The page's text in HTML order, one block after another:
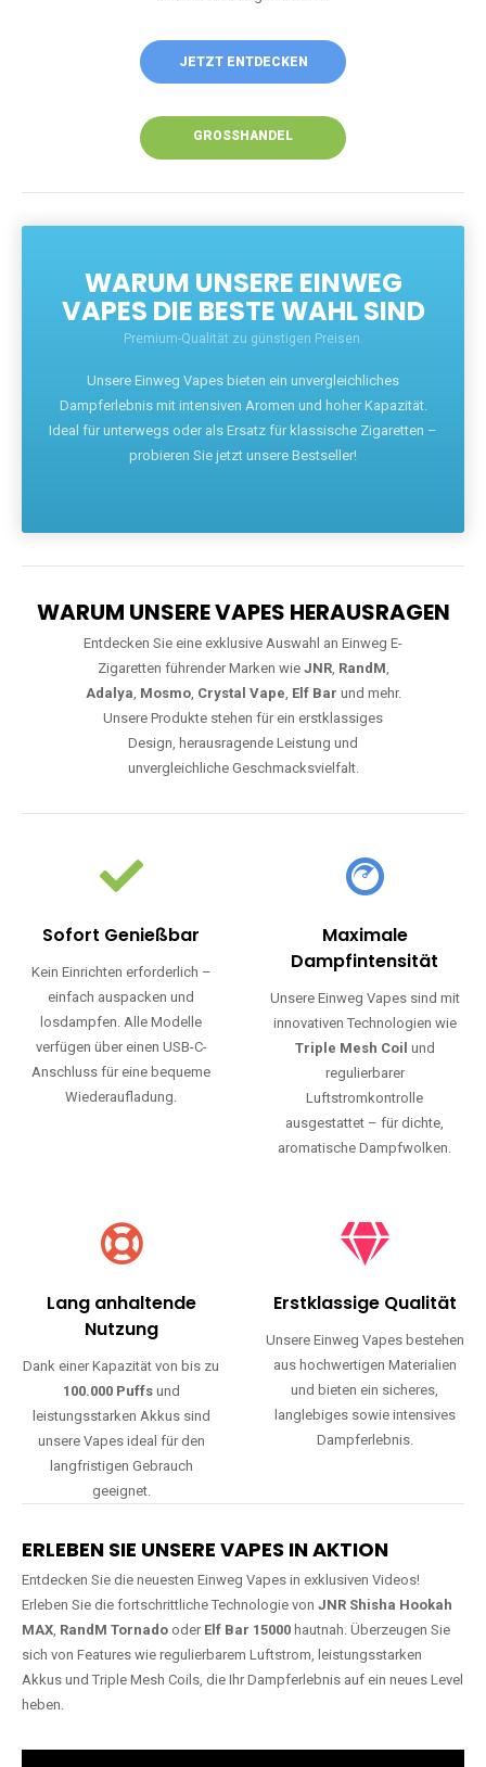
JETZT ENTDECKEN
GROSSHANDEL
WARUM UNSERE EINWEG
VAPES DIE BESTE WAHL SIND
Premium-Qualität zu günstigen Preisen.
Unsere Einweg Vapes bieten ein unvergleichliches
Dampferlebnis mit intensiven Aromen und hoher Kapazität.
Ideal für unterwegs oder als Ersatz für klassische Zigaretten –
probieren Sie jetzt unsere Bestseller!
WARUM UNSERE VAPES HERAUSRAGEN
Entdecken Sie eine exklusive Auswahl an Einweg E-
Zigaretten führender Marken wie JNR, RandM,
Adalya, Mosmo, Crystal Vape, Elf Bar und mehr.
Unsere Produkte stehen für ein erstklassiges
Design, herausragende Leistung und
unvergleichliche Geschmacksvielfalt.
Sofort Genießbar
Kein Einrichten erforderlich –
einfach auspacken und
losdampfen. Alle Modelle
verfügen über einen USB-C-
Anschluss für eine bequeme
Wiederaufladung.
Maximale
Dampfintensität
Unsere Einweg Vapes sind mit
innovativen Technologien wie
Triple Mesh Coil und
regulierbarer
Luftstromkontrolle
ausgestattet – für dichte,
aromatische Dampfwolken.
Lang anhaltende
Nutzung
Dank einer Kapazität von bis zu
100.000 Puffsund
leistungsstarken Akkus sind
unsere Vapes ideal für den
langfristigen Gebrauch
geeignet.
Erstklassige Qualität
Unsere Einweg Vapes bestehen
aus hochwertigen Materialien
und bieten ein sicheres,
langlebiges sowie intensives
Dampferlebnis.
ERLEBEN SIE UNSERE VAPES IN AKTION
Entdecken Sie die neuesten Einweg Vapes in exklusiven Videos!
Erleben Sie die fortschrittliche Technologie von JNR Shisha Hookah
MAX, RandM Tornado oder Elf Bar 15000 hautnah. Überzeugen Sie
sich von Features wie regulierbarem Luftstrom, leistungsstarken
Akkus und Triple Mesh Coils, die Ihr Dampferlebnis auf ein neues Level
heben.